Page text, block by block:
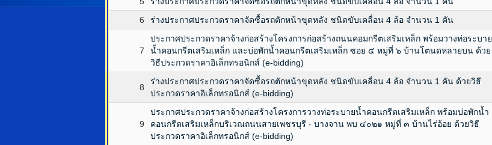
6
ร่างประกาศประกวดราคาจัดซื้อรถตักหน้าขุดหลัง ชนิดขับเคลื่อน 4 ล้อ จำนวน 1 คัน
7
ประกาศประกวดราคาจ้างก่อสร้างโครงการก่อสร้างถนนคอมกรีตเสริมเหล็ก พร้อมวางท่อระบาย
น้ำคอนกรีตเสริมเหล็ก และบ่อพักน้ำคอนกรีตเสริมเหล็ก ซอย ๔ หมู่ที่ ๖ บ้านโตนดหลายบน ด้วย
วิธีประกวดราคาอิเล็กทรอนิกส์ (e-bidding)
8
ร่างประกาศประกวดราคาจัดซื้อรถตักหน้าขุดหลัง ชนิดขับเคลื่อน 4 ล้อ จำนวน 1 คัน ด้วยวิธี
ประกวดราคาอิเล็กทรอนิกส์ (e-bidding)
9
ประกาศประกวดราคาจ้างก่อสร้างโครงการวางท่อระบายน้ำคอนกรีตเสริมเหล็ก พร้อมบ่อพักน้ำ
คอนกรีตเสริมเหล็กบริเวณถนนสายเพชรบุรี - บางจาน พบ ๔๐๒๑ หมู่ที่ ๓ บ้านไร่อ้อย ด้วยวิธี
ประกวดราคาอิเล็กทรอนิกส์ (e-bidding)